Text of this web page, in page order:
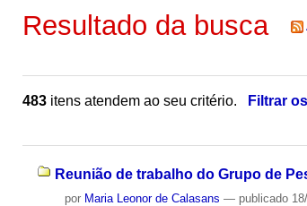
Resultado da busca
483 itens atendem ao seu critério.
Filtrar
Reunião de trabalho do Grupo de
por Maria Leonor de Calasans — publicado